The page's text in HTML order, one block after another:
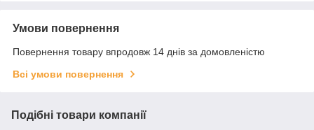
Умови повернення
Повернення товару впродовж 14 днів за домовленістю
Всі умови повернення
Подібні товари компанії